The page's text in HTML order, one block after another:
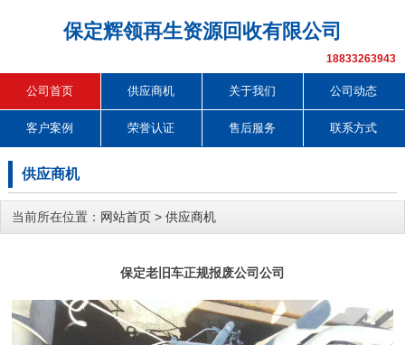
保定辉领再生资源回收有限公司
18833263943
公司首页 供应商机 关于我们 公司动态
客户案例 荣誉认证 售后服务 联系方式
供应商机
当前所在位置： 网站首页 > 供应商机
保定老旧车正规报废公司公司